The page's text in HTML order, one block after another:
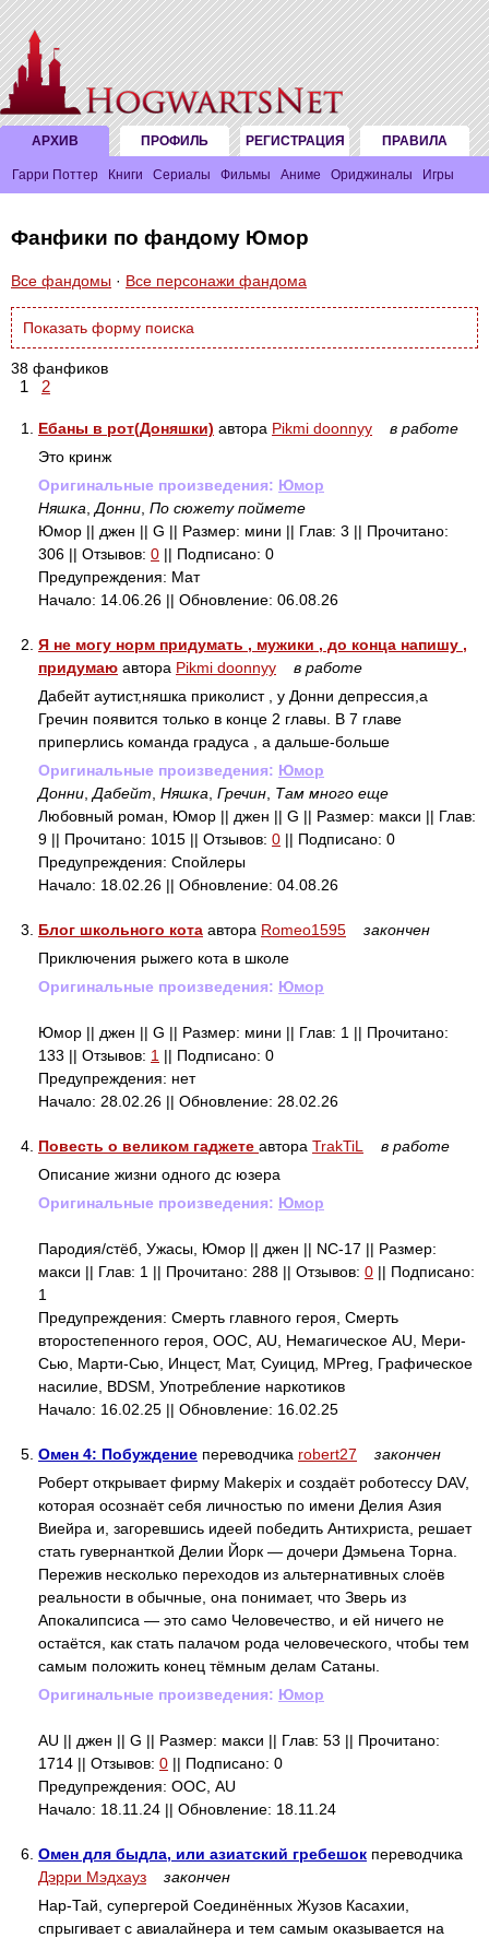
АРХИВ ПРОФИЛЬ РЕГИСТРАЦИЯ ПРАВИЛА
Гарри Поттер Книги Сериалы Фильмы Аниме Ориджиналы Игры
Фанфики по фандому Юмор
Все фандомы · Все персонажи фандома
38 фанфиков
1 2
1. Ебаны в рот(Доняшки) автора Pikmi doonnyy
в работе
Это кринж
Оригинальные произведения: Юмор
Няшка Донни По сюжету поймете
Юмор || джен || G || Размер: мини || Глав: 3 || Прочитано:
306 || Отзывов: 0 || Подписано: 0
Предупреждения: Мат
Начало: 14.06.26 || Обновление: 06.08.26
2. Я не могу норм придумать , мужики , до конца напишу ,
придумаю автора Pikmi doonnyy
в работе
Дабейт аутист,няшка приколист , у Донни депрессия,а
Гречин появится только в конце 2 главы. В 7 главе
приперлись команда градуса , а дальше-больше
Оригинальные произведения: Юмор
Донни Дабейт Няшка Гречин Там много еще
Любовный роман, Юмор || джен || G || Размер: макси || Глав:
9 || Прочитано: 1015 || Отзывов: 0 || Подписано: 0
Предупреждения: Спойлеры
Начало: 18.02.26 || Обновление: 04.08.26
3. Блог школьного кота автора Romeo1595
закончен
Приключения рыжего кота в школе
Оригинальные произведения: Юмор
Юмор || джен || G || Размер: мини || Глав: 1 || Прочитано:
133 || Отзывов: 1 || Подписано: 0
Предупреждения: нет
Начало: 28.02.26 || Обновление: 28.02.26
4. Повесть о великом гаджете автора TrakTiL
в работе
Описание жизни одного дс юзера
Оригинальные произведения: Юмор
Пародия/стёб, Ужасы, Юмор || джен || NC-17 || Размер:
макси || Глав: 1 || Прочитано: 288 || Отзывов: 0 || Подписано:
1
Предупреждения: Смерть главного героя, Смерть
второстепенного героя, ООС, AU, Немагическое AU, Мери-
Сью, Марти-Сью, Инцест, Мат, Суицид, MPreg, Графическое
насилие, BDSM, Употребление наркотиков
Начало: 16.02.25 || Обновление: 16.02.25
5. Омен 4: Побуждение переводчика robert27
закончен
Роберт открывает фирму Makepix и создаёт роботессу DAV,
которая осознаёт себя личностью по имени Делия Азия
Виейра и, загоревшись идеей победить Антихриста, решает
стать гувернанткой Делии Йорк — дочери Дэмьена Торна.
Пережив несколько переходов из альтернативных слоёв
реальности в обычные, она понимает, что Зверь из
Апокалипсиса — это само Человечество, и ей ничего не
остаётся, как стать палачом рода человеческого, чтобы тем
самым положить конец тёмным делам Сатаны.
Оригинальные произведения: Юмор
AU || джен || G || Размер: макси || Глав: 53 || Прочитано:
1714 || Отзывов: 0 || Подписано: 0
Предупреждения: ООС, AU
Начало: 18.11.24 || Обновление: 18.11.24
6. Омен для быдла, или азиатский гребешок переводчика
Дэрри Мэдхауз
закончен
Нар-Тай, супергерой Соединённых Жузов Касахии,
спрыгивает с авиалайнера и тем самым оказывается на
Показать форму поиска